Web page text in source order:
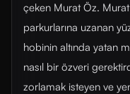
çeken Murat Öz.
parkurlarına uzanan
hobinin altında yatan
nasıl bir özveri
zorlamak isteyen ve